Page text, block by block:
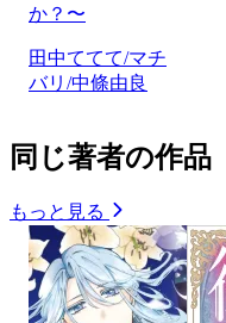
か？〜
田中ててて/マチ
バリ/中條由良
同じ著者の作品
もっと見る